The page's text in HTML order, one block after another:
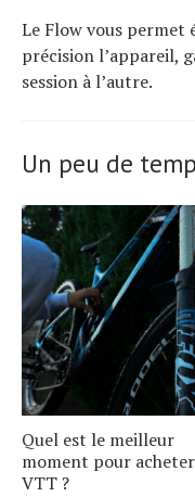
Le Flow vous permet
précision l’appareil,
session à l’autre.
Un peu de
Quel est le meilleur
moment pour
VTT ?